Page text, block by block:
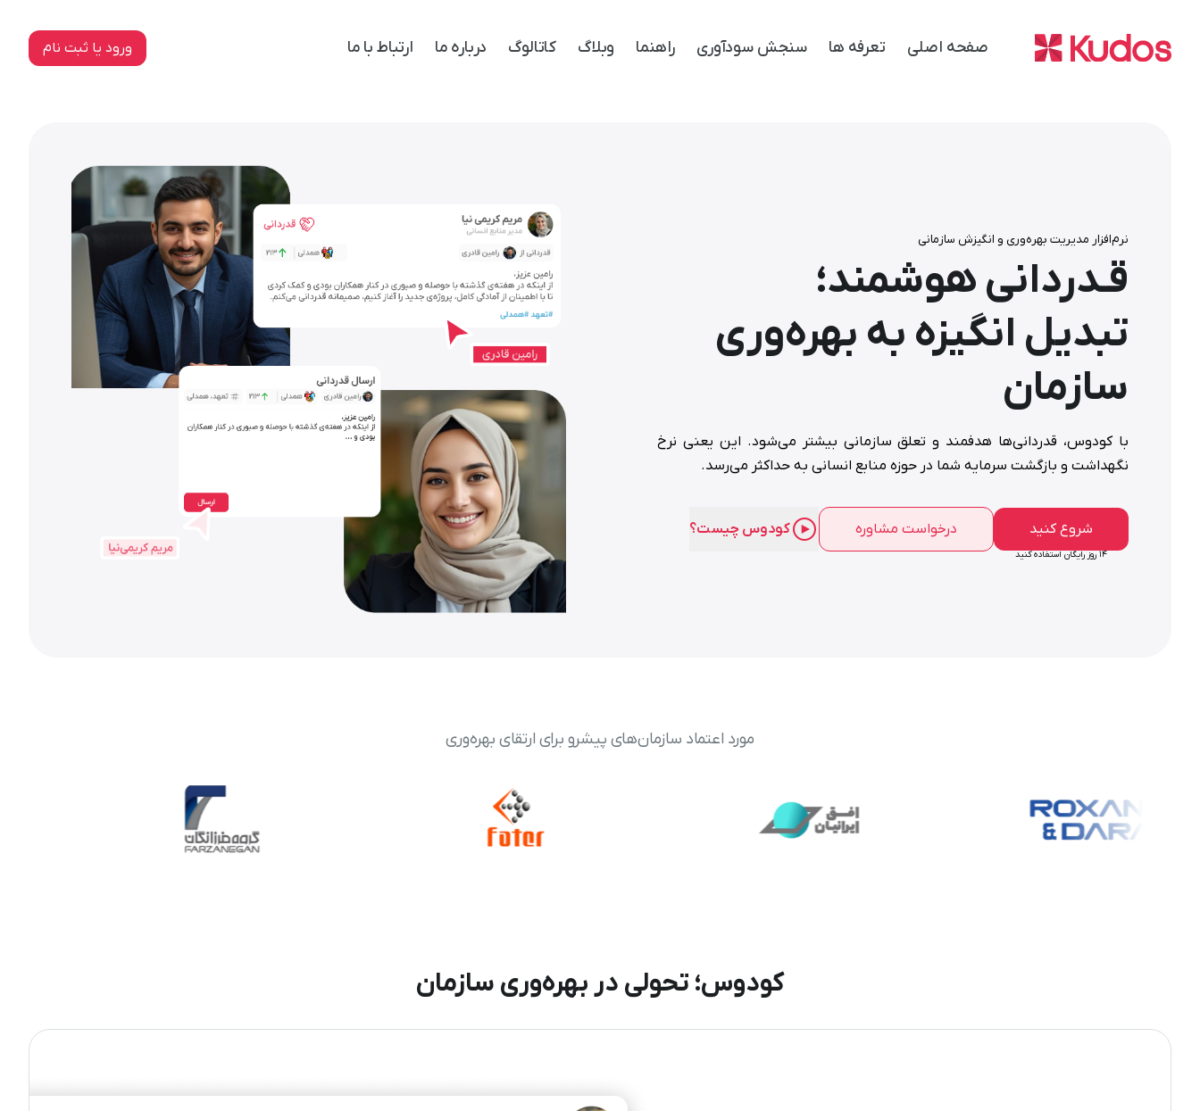
صفحه اصلی تعرفه ها سنجش سودآوری راهنما وبلاگ کاتالوگ درباره ما ارتباط با ما ورود یا ثبت نام
نرم‌‌افزار مدیریت بهره‌‌وری و انگیزش سازمانی
قـدردانی هوشمند؛
تبدیل انگیزه به بهره‌‌وری
سازمان
با کودوس، قدردانی‌‌ها هدفمند و تعلق سازمانی بیشتر می‌‌شود. این یعنی نرخ
نگهداشت و بازگشت سرمایه شما در حوزه منابع انسانی به حداکثر می‌‌رسد.
شروع کنید
۱۴ روز رایگان استفاده کنید
درخواست مشاوره کودوس چیست؟
مورد اعتماد سازمان‌‌های پیشرو برای ارتقای بهره‌‌وری
کودوس؛ تحولی در بهره‌‌وری سازمان